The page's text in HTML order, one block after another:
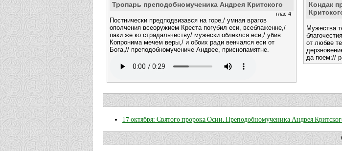
Тропарь преподобномученика Андрея Критского
глас 4
Постнически предподвизався на горе,/ умная врагов
ополчения всеоружием Креста погубил еси, всеблаженне,/
паки же ко страдальчеству/ мужески облеклся еси,/ убив
Копронима мечем веры,/ и обоих ради венчался еси от
Бога,// преподобномучениче Андрее, приснопамятне.
Кондак
Мужества
от любве
да поем://
17 октября: Святого пророка Осии. Преподобномученика Андрея